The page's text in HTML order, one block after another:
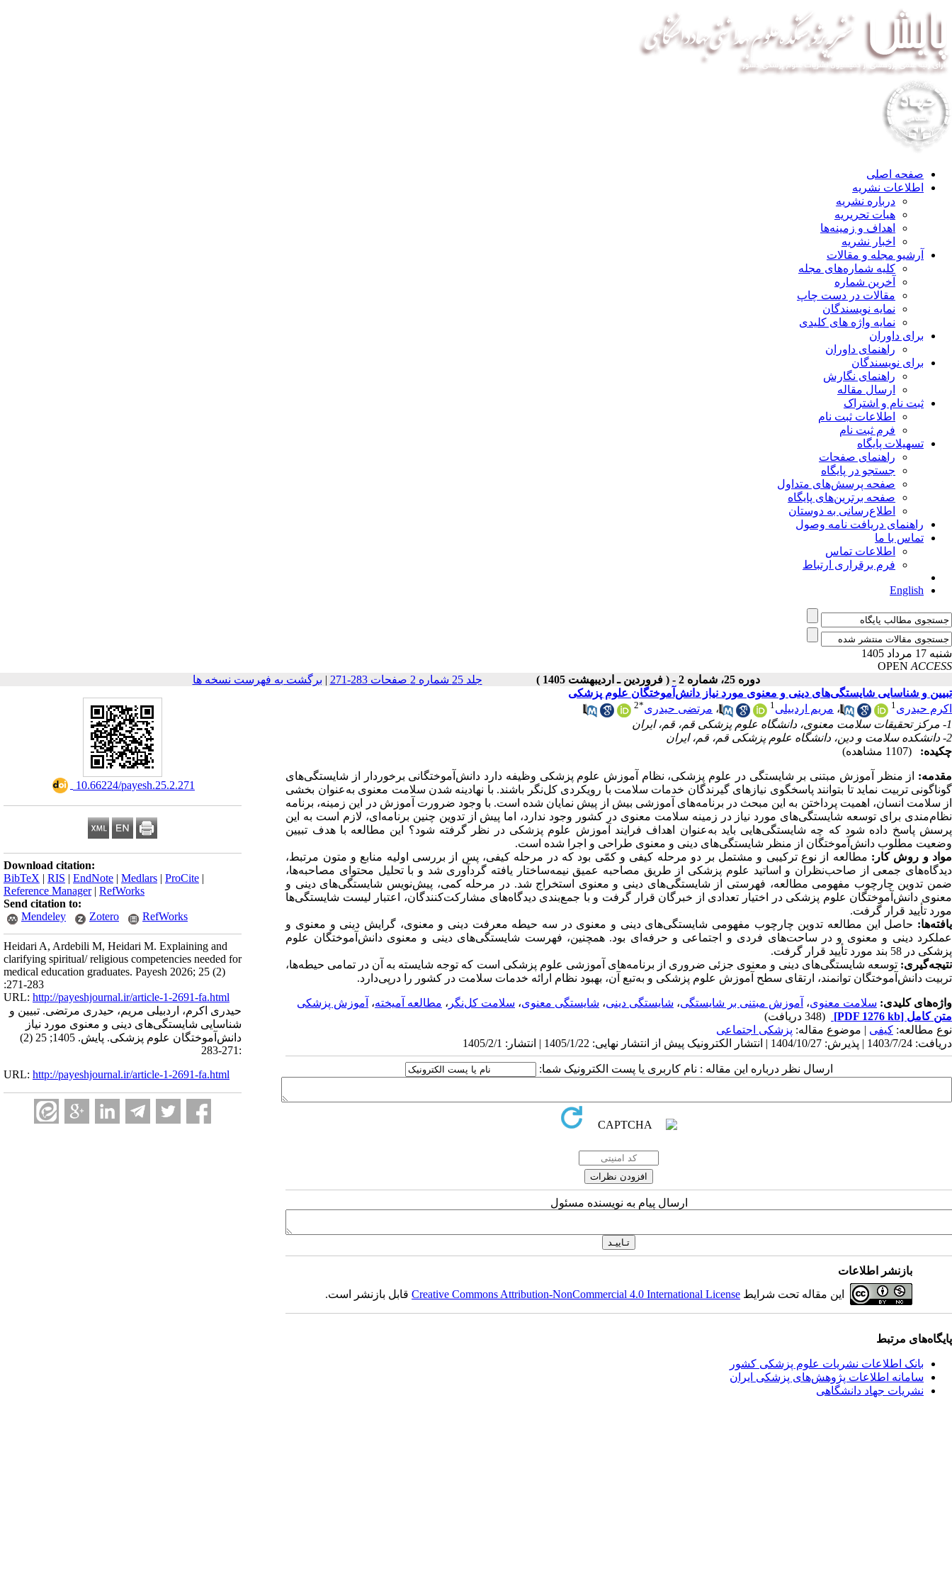
صفحه اصلی
اطلاعات نشریه
درباره نشریه
هیات تحریریه
اهداف و زمینه‌ها
اخبار نشریه
آرشیو مجله و مقالات
کلیه شماره‌های مجله
آخرین شماره
مقالات در دست چاپ
نمایه نویسندگان
نمایه واژه های کلیدی
برای داوران
راهنمای داوران
برای نویسندگان
راهنمای نگارش
ارسال مقاله
ثبت نام و اشتراک
اطلاعات ثبت نام
فرم ثبت نام
تسهیلات پایگاه
راهنمای صفحات
جستجو در پایگاه
صفحه پرسش‌های متداول
صفحه برترین‌های پایگاه
اطلاع‌رسانی به دوستان
راهنمای دریافت نامه وصول
تماس با ما
اطلاعات تماس
فرم برقراری ارتباط
English
شنبه 17 مرداد 1405
OPEN ACCESS
دوره 25، شماره 2 - ( فروردین ـ اردیبهشت 1405 )
جلد 25 شماره 2 صفحات 283-271 | برگشت به فهرست نسخه ها
‎ 10.66224/payesh.25.2.271
Download citation:
BibTeX | RIS | EndNote | Medlars | ProCite |
Reference Manager| RefWorks
Send citation to:
Mendeley
Zotero RefWorks
Heidari A, Ardebili M, Heidari M. Explaining and
clarifying spiritual/ religious competencies needed for
medical education graduates. Payesh 2026; 25 (2)
:271-283
URL: http://payeshjournal.ir/article-1-2691-fa.html
حیدری اکرم، اردبیلی مریم، حیدری مرتضی. تبیین و
شناسایی شایستگی‌های دینی و معنوی مورد نیاز
دانش‌آموختگان علوم پزشکی. پایش. 1405; 25 (2)
:271-283
URL: http://payeshjournal.ir/article-1-2691-fa.html
تبیین و شناسایی شایستگی‌های دینی و معنوی مورد نیاز دانش‌آموختگان علوم پزشکی
اکرم حیدری1 ، مریم اردبیلی1 ، مرتضی حیدری*
2
1- مرکز تحقیقات سلامت معنوی، دانشگاه علوم پزشکی قم، قم، ایران
2- دانشکده سلامت و دین، دانشگاه علوم پزشکی قم، قم، ایران
چکیده:
(1107 مشاهده)
مقدمه:
از منظر آموزش مبتنی بر شایستگی در علوم پزشکی، نظام آموزش علوم پزشکی وظیفه دارد دانش‌آموختگانی برخوردار از شایستگی‌های
گوناگونی تربیت نماید تا بتوانند پاسخگوی نیازهای گیرندگان خدمات سلامت با رویکردی کل‌نگر باشند. با نهادینه شدن سلامت معنوی به‌عنوان بخشی
از سلامت انسان، اهمیت پرداختن به این مبحث در برنامه‌های آموزشی بیش از پیش نمایان شده است. با وجود ضرورت آموزش در این زمینه، برنامه
نظام‌مندی برای توسعه شایستگی‌های مورد نیاز در زمینه سلامت معنوی در کشور وجود ندارد، اما پیش از تدوین چنین برنامه‌ای، لازم است به این
پرسش پاسخ داده شود که چه شایستگی‌هایی باید به‌عنوان اهداف فرایند آموزش علوم پزشکی در نظر گرفته شود؟ این مطالعه با هدف تبیین
وضعیت مطلوب دانش‌آموختگان از منظر شایستگی‌های دینی و معنوی طراحی و اجرا شده است.
مواد و روش کار: مطالعه از نوع ترکیبی و مشتمل بر دو مرحله کیفی و کمّی بود که در مرحله کیفی، پس از بررسی اولیه منابع و متون مرتبط،
دیدگاه‌های جمعی از صاحب‌نظران و اساتید علوم پزشکی از طریق مصاحبه عمیق نیمه‌ساختار یافته گردآوری شد و با تحلیل محتوای مصاحبه‌ها،
ضمن تدوین چارچوب مفهومی مطالعه، فهرستی از شایستگی‌های دینی و معنوی استخراج شد. در مرحله کمی، پیش‌نویس شایستگی‌های دینی و
معنوی دانش‌آموختگان علوم پزشکی در اختیار تعدادی از خبرگان قرار گرفت و با جمع‌بندی دیدگاه‌های مشارکت‌کنندگان، اعتبار لیست شایستگی‌ها
مورد تأیید قرار گرفت.
یافته‌ها: حاصل این مطالعه تدوین چارچوب مفهومی شایستگی‌های دینی و معنوی در سه حیطه معرفت دینی و معنوی، گرایش دینی و معنوی و
عملکرد دینی و معنوی و در ساحت‌های فردی و اجتماعی و حرفه‌ای بود. همچنین، فهرست شایستگی‌های دینی و معنوی دانش‌آموختگان علوم
پزشکی در 58 بند مورد تأیید قرار گرفت.
نتیجه‌گیری:توسعه شایستگی‌های دینی و معنوی جزئی ضروری از برنامه‌های آموزشی علوم پزشکی است که توجه شایسته به آن در تمامی حیطه‌ها،
تربیت دانش‌آموختگان توانمند، ارتقای سطح آموزش علوم پزشکی و به‌تبع آن، بهبود نظام ارائه خدمات سلامت در کشور را درپی‌دارد.
واژه‌های کلیدی: سلامت معنوی، آموزش مبتنی بر شایستگی، شایستگی دینی، شایستگی معنوی، سلامت کل‌نگر ، مطالعه آمیخته، آموزش پزشکی
متن کامل [PDF 1276 kb]
(348 دریافت)
نوع مطالعه: کیفی | موضوع مقاله: پزشکی اجتماعی
دریافت: 1403/7/24 | پذیرش: 1404/10/27 | انتشار الکترونیک پیش از انتشار نهایی: 1405/1/22 | انتشار: 1405/2/1
ارسال نظر درباره این مقاله : نام کاربری یا پست الکترونیک شما:
ارسال پیام به نویسنده مسئول
بازنشر اطلاعات
این مقاله تحت شرایط Creative Commons Attribution-NonCommercial 4.0 International Licenseقابل بازنشر است.
پایگاه‌های مرتبط
بانک اطلاعات نشریات علوم پزشکی کشور
سامانه اطلاعات پژوهش‌های پزشکی ایران
نشریات جهاد دانشگاهی